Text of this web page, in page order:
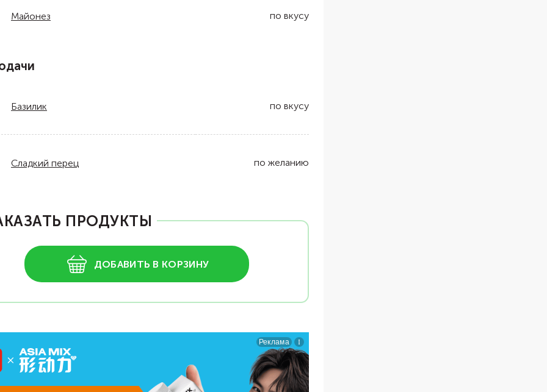
Майонез по вкусу
Базилик по вкусу
Сладкий перец по желанию
ПРОДУКТЫ
ДОБАВИТЬ В КОРЗИНУ